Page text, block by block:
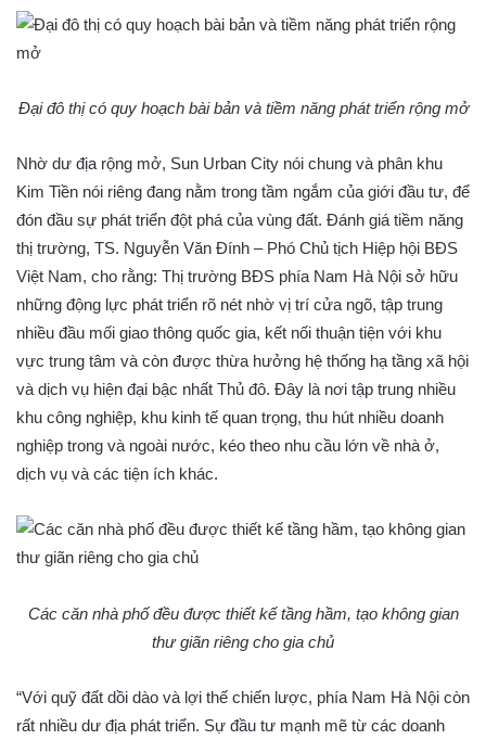
Đại đô thị có quy hoạch bài bản và tiềm năng phát triển rộng mở
Nhờ dư địa rộng mở, Sun Urban City nói chung và phân khu
Kim Tiền nói riêng đang nằm trong tầm ngắm của giới đầu tư, để
đón đầu sự phát triển đột phá của vùng đất. Đánh giá tiềm năng
thị trường, TS. Nguyễn Văn Đính – Phó Chủ tịch Hiệp hội BĐS
Việt Nam, cho rằng: Thị trường BĐS phía Nam Hà Nội sở hữu
những động lực phát triển rõ nét nhờ vị trí cửa ngõ, tập trung
nhiều đầu mối giao thông quốc gia, kết nối thuận tiện với khu
vực trung tâm và còn được thừa hưởng hệ thống hạ tầng xã hội
và dịch vụ hiện đại bậc nhất Thủ đô. Đây là nơi tập trung nhiều
khu công nghiệp, khu kinh tế quan trọng, thu hút nhiều doanh
nghiệp trong và ngoài nước, kéo theo nhu cầu lớn về nhà ở,
dịch vụ và các tiện ích khác.
Các căn nhà phố đều được thiết kế tầng hầm, tạo không gian
thư giãn riêng cho gia chủ
“Với quỹ đất dồi dào và lợi thế chiến lược, phía Nam Hà Nội còn
rất nhiều dư địa phát triển. Sự đầu tư mạnh mẽ từ các doanh